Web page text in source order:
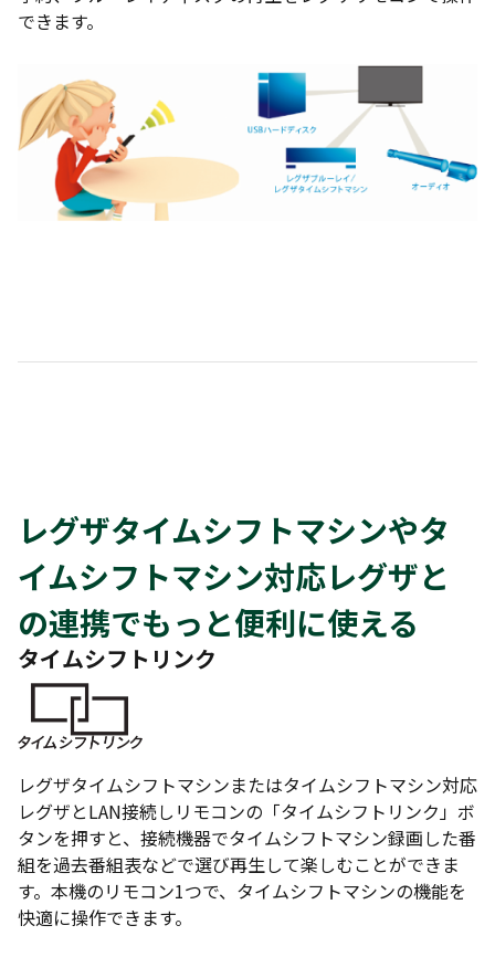
できます。
レグザタイムシフトマシンやタ
イムシフトマシン対応レグザと
の連携でもっと便利に使える
タイムシフトリンク
レグザタイムシフトマシンまたはタイムシフトマシン対応
レグザとLAN接続しリモコンの「タイムシフトリンク」ボ
タンを押すと、接続機器でタイムシフトマシン録画した番
組を過去番組表などで選び再生して楽しむことができま
す。本機のリモコン1つで、タイムシフトマシンの機能を
快適に操作できます。